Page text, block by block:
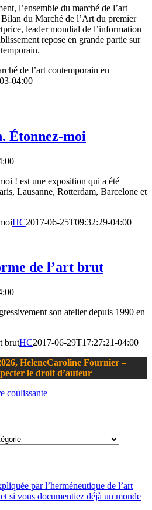
l’ensemble du marché de l’art
du Marché de l’Art du premier
leader mondial de l’information
repose en grande partie sur
de l’art contemporain en
04:00
Étonnez-moi
! est une exposition qui a été
Lausanne, Rotterdam, Barcelone et
HC2017-06-25T09:32:29-04:00
de l’art brut
son atelier depuis 1990 en
brutHC2017-06-29T17:27:21-04:00
HeleneCaroline Fournier –
le droit d’auteur
coulissante
par l’herméneutique de l’art
si vous documentiez déjà un monde